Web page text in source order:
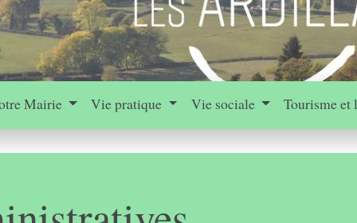
Mairie Vie pratique Vie sociale Tourisme et